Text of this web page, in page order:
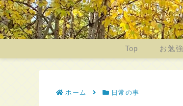
Top お勉強
ホーム 日常の事